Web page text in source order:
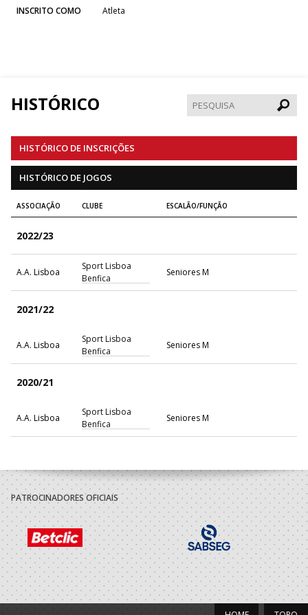
INSCRITO COMO Atleta
HISTÓRICO
HISTÓRICO DE INSCRIÇÕES
HISTÓRICO DE JOGOS
ASSOCIAÇÃO CLUBE ESCALÃO/FUNÇÃO
2022/23
A.A. Lisboa
Sport Lisboa
Benfica
Seniores M
2021/22
A.A. Lisboa
Sport Lisboa
Benfica
Seniores M
2020/21
A.A. Lisboa
Sport Lisboa
Benfica
Seniores M
PATROCINADORES OFICIAIS